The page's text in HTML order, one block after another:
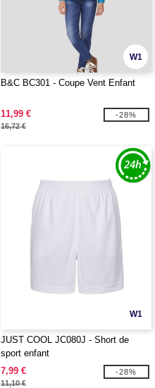
W1
B&C BC301 - Coupe Vent Enfant
11,99 €
16,72 €
-28%
W1
JUST COOL JC080J - Short de
sport enfant
7,99 €
11,10 €
-28%